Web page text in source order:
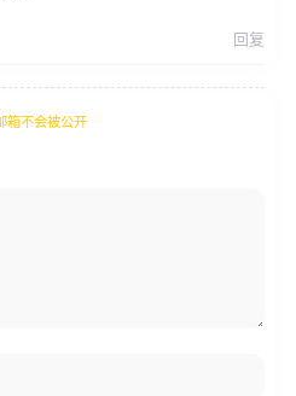
回复
箱不会被公开